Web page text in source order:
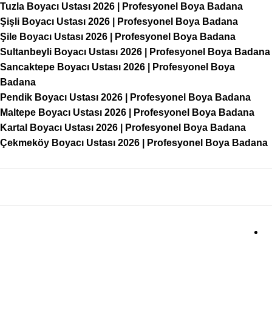
Tuzla Boyacı Ustası 2026 | Profesyonel Boya Badana
Şişli Boyacı Ustası 2026 | Profesyonel Boya Badana
Şile Boyacı Ustası 2026 | Profesyonel Boya Badana
Sultanbeyli Boyacı Ustası 2026 | Profesyonel Boya Badana
Sancaktepe Boyacı Ustası 2026 | Profesyonel Boya
Badana
Pendik Boyacı Ustası 2026 | Profesyonel Boya Badana
Maltepe Boyacı Ustası 2026 | Profesyonel Boya Badana
Kartal Boyacı Ustası 2026 | Profesyonel Boya Badana
Çekmeköy Boyacı Ustası 2026 | Profesyonel Boya Badana